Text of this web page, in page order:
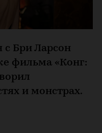
с Бри Ларсон
фильма «Конг:
и монстрах.